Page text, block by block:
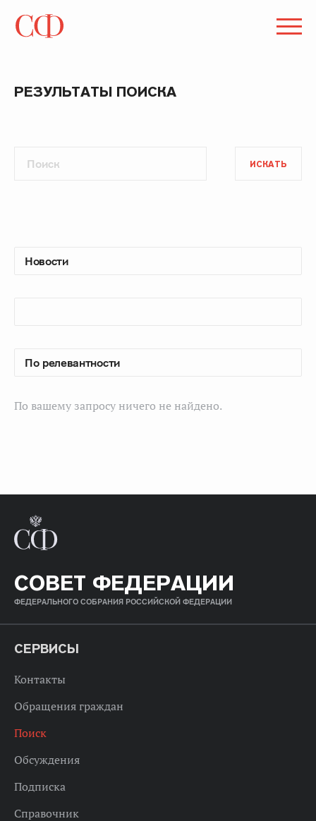
РЕЗУЛЬТАТЫ ПОИСКА
ИСКАТЬ
По вашему запросу ничего не найдено.
СОВЕТ ФЕДЕРАЦИИ
ФЕДЕРАЛЬНОГО СОБРАНИЯ РОССИЙСКОЙ ФЕДЕРАЦИИ
СЕРВИСЫ
Контакты
Обращения граждан
Поиск
Обсуждения
Подписка
Справочник